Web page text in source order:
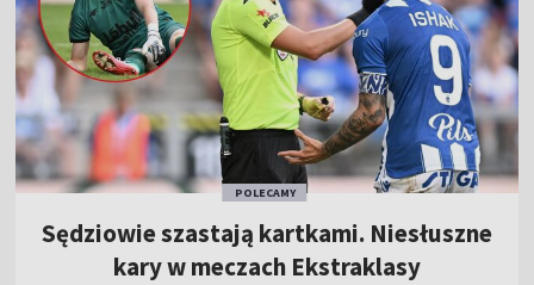
POLECAMY
Sędziowie szastają kartkami. Niesłuszne
kary w meczach Ekstraklasy